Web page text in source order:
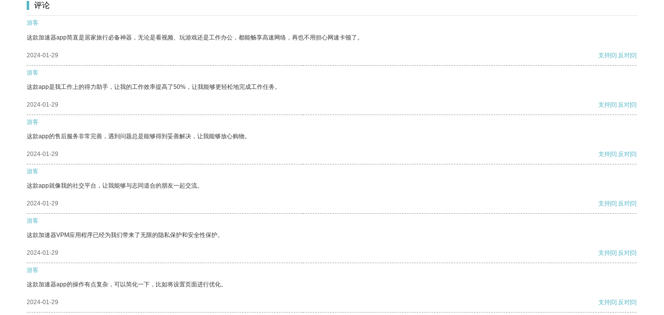
评论
游客
这款加速器app简直是居家旅行必备神器，无论是看视频、玩游戏还是工作办公，都能畅享高速网络，再也不用担心网速卡顿了。
2024-01-29 支持[0] 反对[0]
游客
这款app是我工作上的得力助手，让我的工作效率提高了50%，让我能够更轻松地完成工作任务。
2024-01-29 支持[0] 反对[0]
游客
这款app的售后服务非常完善，遇到问题总是能够得到妥善解决，让我能够放心购物。
2024-01-29 支持[0] 反对[0]
游客
这款app就像我的社交平台，让我能够与志同道合的朋友一起交流。
2024-01-29 支持[0] 反对[0]
游客
这款加速器VPM应用程序已经为我们带来了无限的隐私保护和安全性保护。
2024-01-29 支持[0] 反对[0]
游客
这款加速器app的操作有点复杂，可以简化一下，比如将设置页面进行优化。
2024-01-29 支持[0] 反对[0]